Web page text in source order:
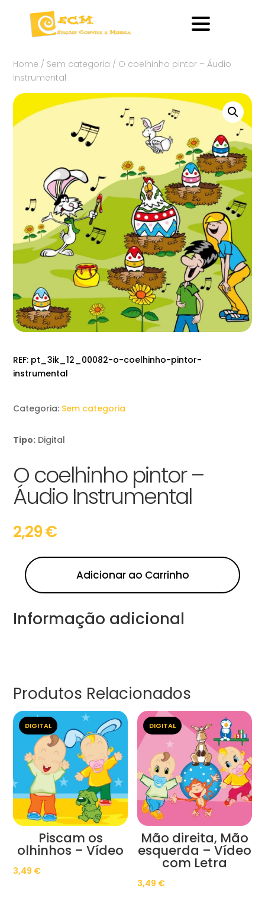
Home / Sem categoria / O coelhinho pintor – Áudio
Instrumental
REF: pt_3ik_12_00082-o-coelhinho-pintor-
instrumental
Categoria: Sem categoria
Tipo: Digital
O coelhinho pintor –
Áudio Instrumental
2,29€
Adicionar ao Carrinho
Informação adicional
Produtos Relacionados
DIGITAL
Piscam os
olhinhos – Vídeo
3,49 €
DIGITAL
Mão direita, Mão
esquerda – Vídeo
com Letra
3,49 €